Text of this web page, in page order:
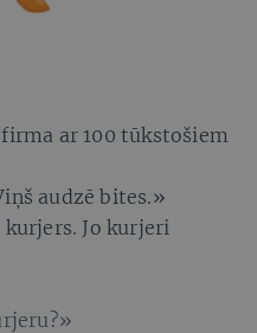
ar 100 tūkstošiem
audzē bites.»
kurjers. Jo kurjeri